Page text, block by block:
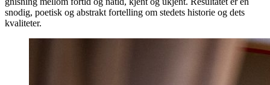
snodig, poetisk og abstrakt fortelling om stedets historie og dets
kvaliteter.